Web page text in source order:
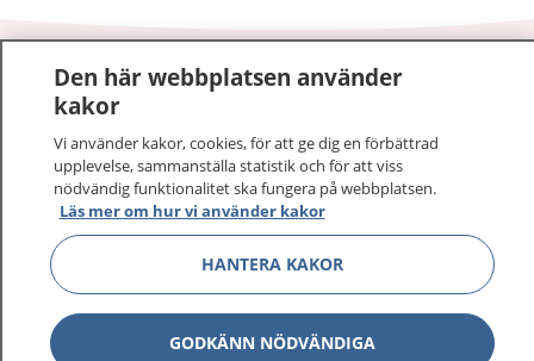
1177–tryggt om din hälsa och vård
På 1177.se får du råd om hälsa och information om
sjukdomar och vilka mottagningar du kan kontakta.
Logga in för att läsa din journal och göra dina
vårdärenden. Ring telefonnummer 1177 för
sjukvårdsrådgivning dygnet runt.
1177 ger dig råd när du vill må bättre.
Den här webbplatsen använder
kakor
Vi använder kakor, cookies, för att ge dig en förbättrad
upplevelse, sammanställa statistik och för att viss
nödvändig funktionalitet ska fungera på webbplatsen.
Läs mer om hur vi använder kakor
HANTERA KAKOR
GODKÄNN NÖDVÄNDIGA